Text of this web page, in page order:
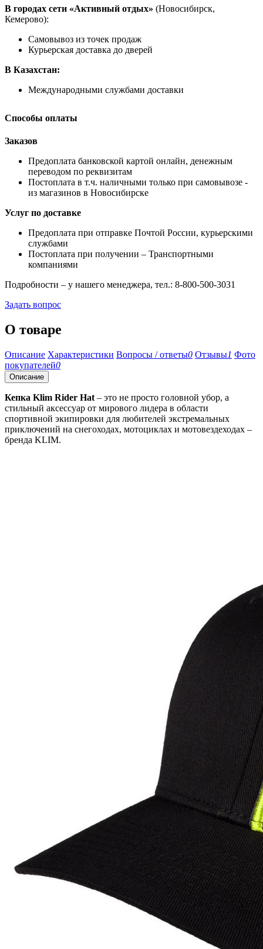
В городах сети «Активный отдых» (Новосибирск,
Кемерово):
Самовывоз из точек продаж
Курьерская доставка до дверей
В Казахстан:
Международными службами доставки
Способы оплаты
Заказов
Предоплата банковской картой онлайн, денежным
переводом по реквизитам
Постоплата в т.ч. наличными только при самовывозе -
из магазинов в Новосибирске
Услуг по доставке
Предоплата при отправке Почтой России, курьерскими
службами
Постоплата при получении – Транспортными
компаниями
Подробности – у нашего менеджера, тел.: 8-800-500-3031
Задать вопрос
О товаре
Описание Характеристики Вопросы / ответы0 Отзывы1 Фото
покупателей0
Описание
Кепка Klim Rider Hat – это не просто головной убор, а
стильный аксессуар от мирового лидера в области
спортивной экипировки для любителей экстремальных
приключений на снегоходах, мотоциклах и мотовездеходах –
бренда KLIM.